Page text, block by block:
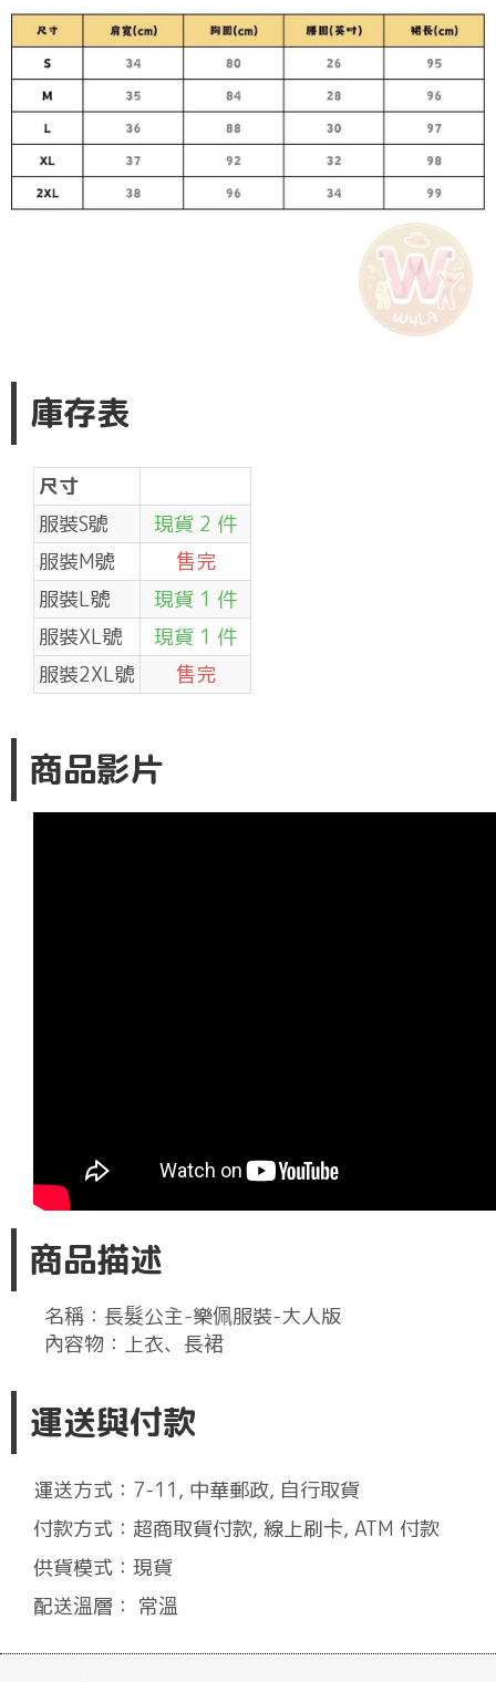
庫存表
尺寸
服裝S號
現貨 2 件
服裝M號
售完
服裝L號
現貨 1 件
服裝XL號
現貨 1 件
服裝2XL號
售完
商品影片
商品描述
名稱：長髮公主-樂佩服裝-大人版
內容物：上衣、長裙
運送與付款
運送方式：7-11, 中華郵政, 自行取貨
付款方式：超商取貨付款, 線上刷卡, ATM 付款
供貨模式：現貨
配送溫層： 常溫